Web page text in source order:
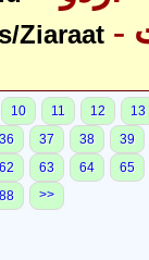
Ziaraat
10 11 12
13
36 37 38
39
62 63 64
65
88 >>